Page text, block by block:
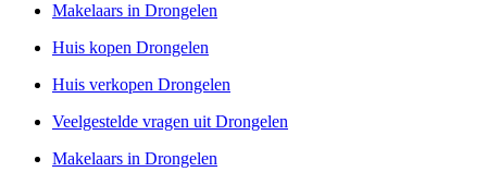
Makelaars in Drongelen
Huis kopen Drongelen
Huis verkopen Drongelen
Veelgestelde vragen uit Drongelen
Makelaars in Drongelen